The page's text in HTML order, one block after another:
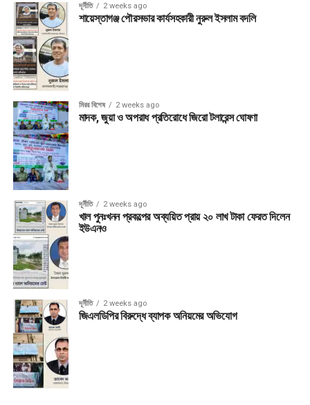
দূর্নীতি 2 weeks ago
শায়েস্তাগঞ্জ পৌরসভার কার্যসহকারী নুরুল ইসলাম বদলি
মিরর বিশেষ 2 weeks ago
মাদক, জুয়া ও অপরাধ প্রতিরোধে জিরো টলারেন্স ঘোষণা
দূর্নীতি 2 weeks ago
খাল পুনঃখনন প্রকল্পের অব্যয়িত প্রায় ২০ লাখ টাকা ফেরত দিলেন
ইউএনও
দূর্নীতি 2 weeks ago
জিএলডিপির বিরুদ্ধে ব্যাপক অনিয়মের অভিযোগ